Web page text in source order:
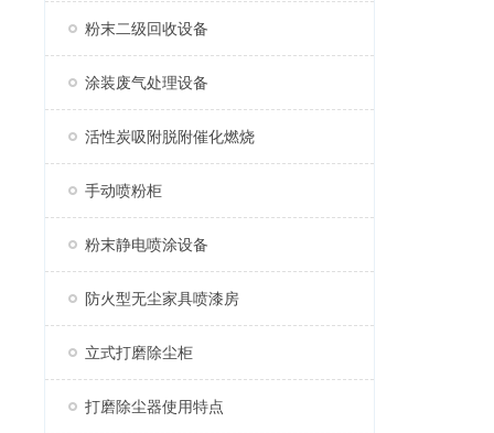
粉末二级回收设备
涂装废气处理设备
活性炭吸附脱附催化燃烧
手动喷粉柜
粉末静电喷涂设备
防火型无尘家具喷漆房
立式打磨除尘柜
打磨除尘器使用特点